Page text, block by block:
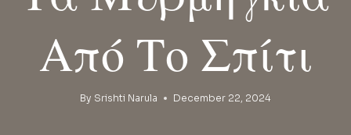
Από Το Σπίτι
By Srishti Narula December 22, 2024